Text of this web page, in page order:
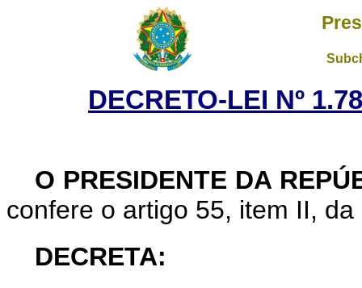
DECRETO-LEI Nº
O PRESIDENTE DA
confere o artigo 55, item II,
DECRETA: